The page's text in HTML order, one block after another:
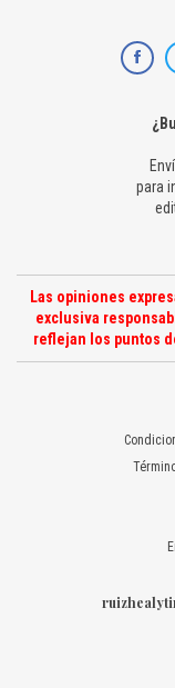
para
Las opiniones
exclusiva
reflejan los puntos